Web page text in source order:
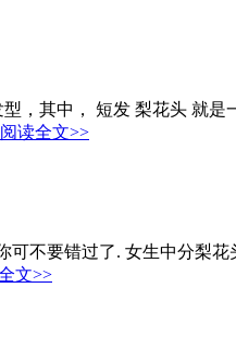
，其中， 短发 梨花头 就
阅读全文>>
不要错过了. 女生中分梨
文>>